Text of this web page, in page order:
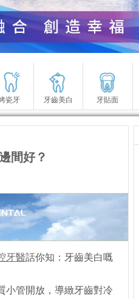
瓷牙 牙齒美白 牙貼面
間好？
牙醫話你知：牙齒美白嘅
小管開放，導緻牙齒對冷